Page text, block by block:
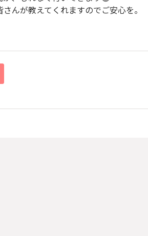
んが教えてくれますのでご安心を。